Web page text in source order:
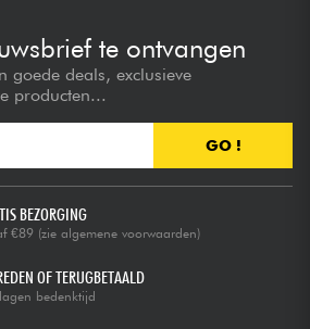
te ontvangen
goede deals, exclusieve
producten...
GO !
BEZORGING
€89 (zie algemene voorwaarden)
OF TERUGBETAALD
bedenktijd